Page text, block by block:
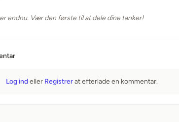
endnu. Vær den første til at dele dine tanker!
Log indeller Registrerat efterlade en kommentar.